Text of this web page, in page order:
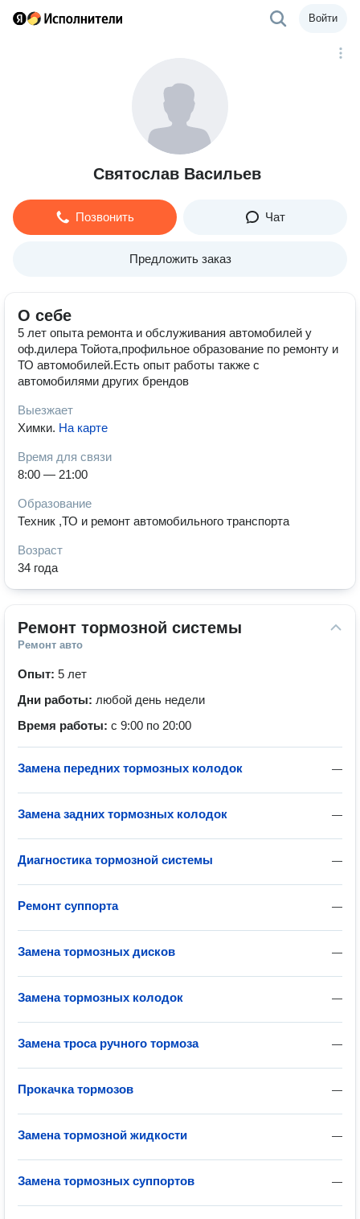
Войти
Святослав Васильев
Позвонить Чат
Предложить заказ
О себе
5 лет опыта ремонта и обслуживания автомобилей у
оф.дилера Тойота,профильное образование по ремонту и
ТО автомобилей.Есть опыт работы также с
автомобилями других брендов
Выезжает
Химки. На карте
Время для связи
8:00 — 21:00
Образование
Техник ,ТО и ремонт автомобильного транспорта
Возраст
34 года
Ремонт тормозной системы
Ремонт авто
Опыт: 5 лет
Дни работы: любой день недели
Время работы: с 9:00 по 20:00
—
Замена передних тормозных колодок
—
Замена задних тормозных колодок
—
Диагностика тормозной системы
—
Ремонт суппорта
—
Замена тормозных дисков
—
Замена тормозных колодок
—
Замена троса ручного тормоза
—
Прокачка тормозов
—
Замена тормозной жидкости
—
Замена тормозных суппортов